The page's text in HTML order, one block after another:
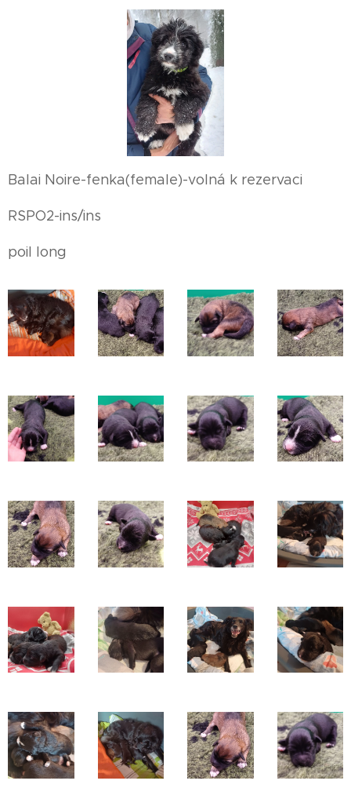
Balai Noire-fenka(female)-volná k rezervaci
RSPO2-ins/ins
poil long